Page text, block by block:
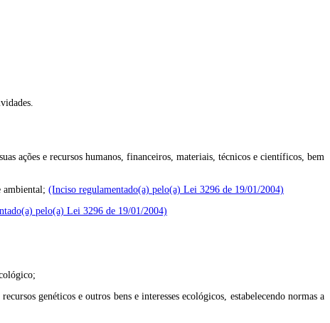
ações e recursos humanos, financeiros, materiais, técnicos e científicos, bem
ambiental; (Inciso regulamentado(a) pelo(a) Lei 3296 de 19/01/2004)
pelo(a) Lei 3296 de 19/01/2004)
genéticos e outros bens e interesses ecológicos, estabelecendo normas a